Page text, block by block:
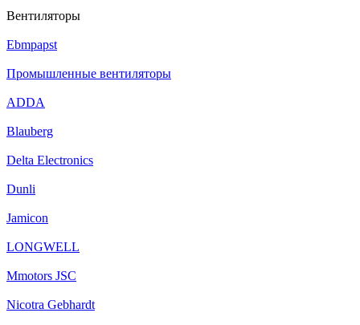
Вентиляторы
Ebmpapst
Промышленные вентиляторы
ADDA
Blauberg
Delta Electronics
Dunli
Jamicon
LONGWELL
Mmotors JSC
Nicotra Gebhardt